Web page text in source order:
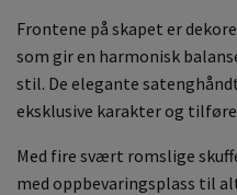
Frontene på skapet er
som gir en harmonisk
stil. De elegante
eksklusive karakter og
Med fire svært romslige
med oppbevaringsplass til